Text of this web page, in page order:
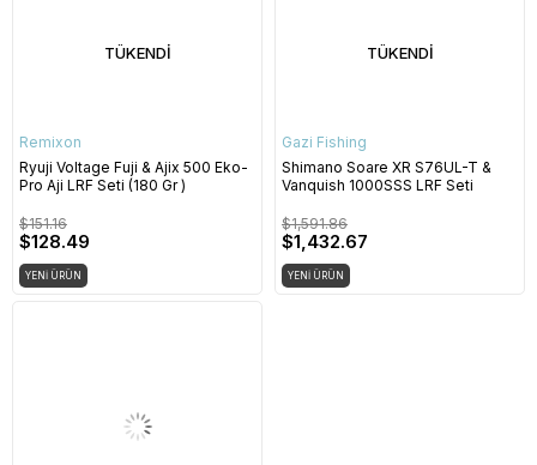
TÜKENDI
Remixon
Ryuji Voltage Fuji & Ajix 500 Eko-
Pro Aji LRF Seti (180 Gr )
$128.49
$151.16
YENI ÜRÜN
TÜKENDI
Gazi Fishing
Shimano Soare XR S76UL-T &
Vanquish 1000SSS LRF Seti
$1,432.67
$1,591.86
YENI ÜRÜN